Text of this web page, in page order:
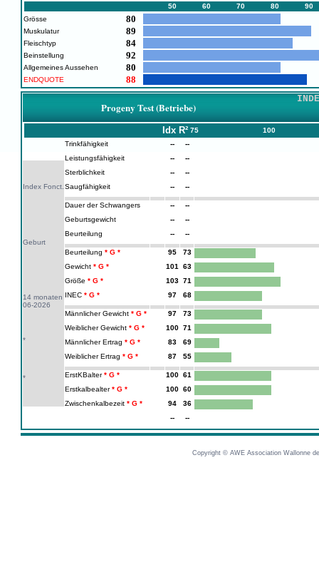
50 60 70 80
90
Grösse
80
Muskulatur 89
Fleischtyp 84
Beinstellung 92
Allgemeines Aussehen 80
ENDQUOTE 88
Progeny Test (Betriebe)
Idx R² 75 100
Index Fonct.
Geburt
14 monaten
06-2026
*
*
Trinkfähigkeit --
--
Leistungsfähigkeit
--
--
Sterblichkeit
--
--
Saugfähigkeit
-- --
Dauer der Schwangers --
--
Geburtsgewicht
--
--
Beurteilung
-- --
Beurteilung 95
73
Gewicht
101
63
Größe
103 71
INEC
97 68
Männlicher Gewicht 97
73
Weiblicher Gewicht
100 71
Männlicher Ertrag
83
69
Weiblicher Ertrag
87 55
ErstKBalter 100 61
Erstkalbealter
100 60
Zwischenkalbezeit
94
36
--
--
Copyright © AWE Association Wallonne